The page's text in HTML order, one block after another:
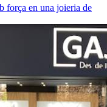
força en una joieria de